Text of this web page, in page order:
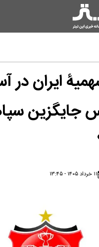
ایران در
جایگزین
۱۱ خرداد ۱۴۰۵ - ۱۳:۴۵